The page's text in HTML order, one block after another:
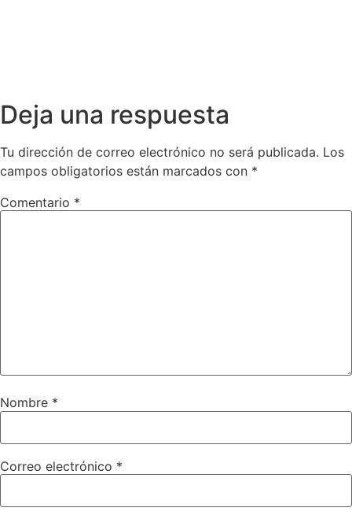
Deja una respuesta
Tu dirección de correo electrónico no será publicada. Los
campos obligatorios están marcados con *
Comentario *
Nombre *
Correo electrónico *